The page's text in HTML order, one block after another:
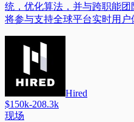
统，优化算法，并与跨职能
将参与支持全球平台实时用户
Hired
$150k-208.3k
现场